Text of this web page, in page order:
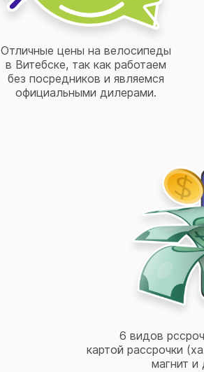
Отличные цены на велосипеды
в Витебске, так как работаем
без посредников и являемся
официальными дилерами.
6 видов
картой рассрочки
магнит и